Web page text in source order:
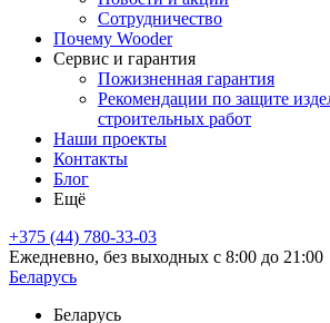
Сотрудничество
Почему Wooder
Сервис и гарантия
Пожизненная гарантия
Рекомендации по защите
строительных работ
Наши проекты
Контакты
Блог
Ещё
+375 (44) 780-33-03
Ежедневно, без выходных с 8:00 до 21:00
Беларусь
Беларусь